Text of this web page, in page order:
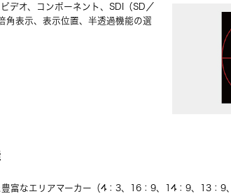
デオ、コンポーネント、SDI（SD／
角表示、表示位置、半透過機能の選
富なエリアマーカー（4：3、16：9、14：9、13：9